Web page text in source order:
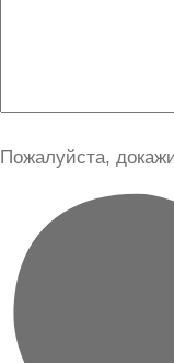
Пожалуйста,